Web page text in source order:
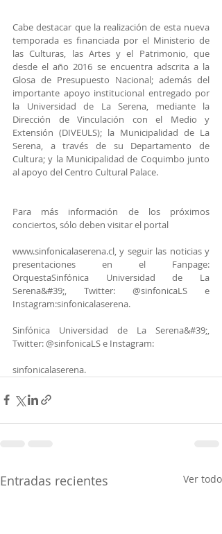
Cabe destacar que la realización de esta nueva
temporada es financiada por el Ministerio de
las Culturas, las Artes y el Patrimonio, que
desde el año 2016 se encuentra adscrita a la
Glosa de Presupuesto Nacional; además del
importante apoyo institucional entregado por
la Universidad de La Serena, mediante la
Dirección de Vinculación con el Medio y
Extensión (DIVEULS); la Municipalidad de La
Serena, a través de su Departamento de
Cultura; y la Municipalidad de Coquimbo junto
al apoyo del Centro Cultural Palace.
Para más información de los próximos
conciertos, sólo deben visitar el portal
www.sinfonicalaserena.cl, y seguir las noticias y
presentaciones en el Fanpage:
OrquestaSinfónica Universidad de La
Serena&#39;, Twitter: @sinfonicaLS e
Instagram:sinfonicalaserena.
Sinfónica Universidad de La Serena&#39;,
Twitter: @sinfonicaLS e Instagram:
sinfonicalaserena.
Entradas recientes Ver todo